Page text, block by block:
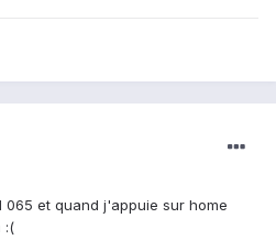
et quand j'appuie sur home
:(